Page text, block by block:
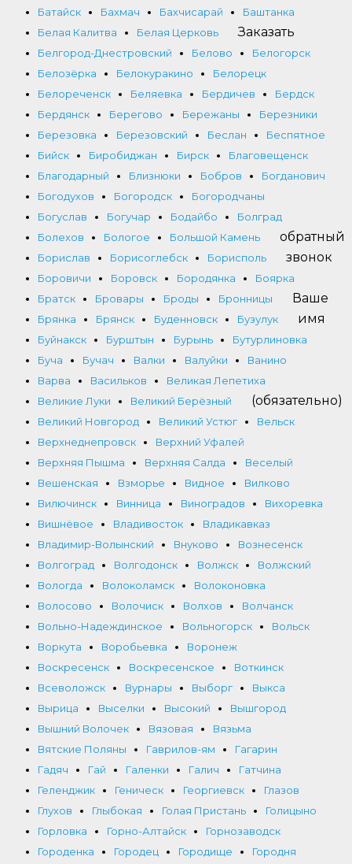
Батайск
Бахмач Бахчисарай
Баштанка
Белая Калитва
Белая Церковь
Белгород-Днестровский
Белово
Белогорск
Белозёрка
Белокуракино
Белорецк
Белореченск
Беляевка Бердичев
Бердск
Бердянск
Берегово Бережаны
Березники
Березовка
Березовский Беслан
Беспятное
Бийск
Биробиджан Бирск
Благовещенск
Благодарный
Близнюки Бобров
Богданович
Богодухов
Богородск
Богородчаны
Богуслав
Богучар Бодайбо
Болград
Болехов
Бологое
Большой Камень
Борислав
Борисоглебск
Борисполь
Боровичи
Боровск Бородянка
Боярка
Братск
Бровары Броды
Бронницы
Брянка
Брянск Буденновск
Бузулук
Буйнакск
Бурштын Бурынь
Бутурлиновка
Буча
Бучач Валки Валуйки
Ванино
Варва
Васильков
Великая Лепетиха
Великие Луки
Великий Берёзный
Великий Новгород
Великий Устюг
Вельск
Верхнеднепровск
Верхний Уфалей
Верхняя Пышма
Верхняя Салда
Веселый
Вешенская
Взморье Видное
Вилково
Вилючинск
Винница Виноградов
Вихоревка
Вишнёвое
Владивосток
Владикавказ
Владимир-Волынский
Внуково
Вознесенск
Волгоград
Волгодонск Волжск
Волжский
Вологда
Волоколамск
Волоконовка
Волосово
Волочиск Волхов
Волчанск
Вольно-Надеждинское
Вольногорск
Вольск
Воркута
Воробьевка
Воронеж
Воскресенск
Воскресенское
Воткинск
Всеволожск
Вурнары Выборг
Выкса
Вырица
Выселки Высокий
Вышгород
Вышний Волочек
Вязовая
Вязьма
Вятские Поляны
Гаврилов-ям
Гагарин
Гадяч
Гай Галенки Галич
Гатчина
Геленджик
Геническ Георгиевск
Глазов
Глухов
Глыбокая Голая Пристань
Голицыно
Горловка
Горно-Алтайск
Горнозаводск
Городенка
Городец Городище
Городня
Заказать
обратный
звонок
Ваше
имя
(обязательно)